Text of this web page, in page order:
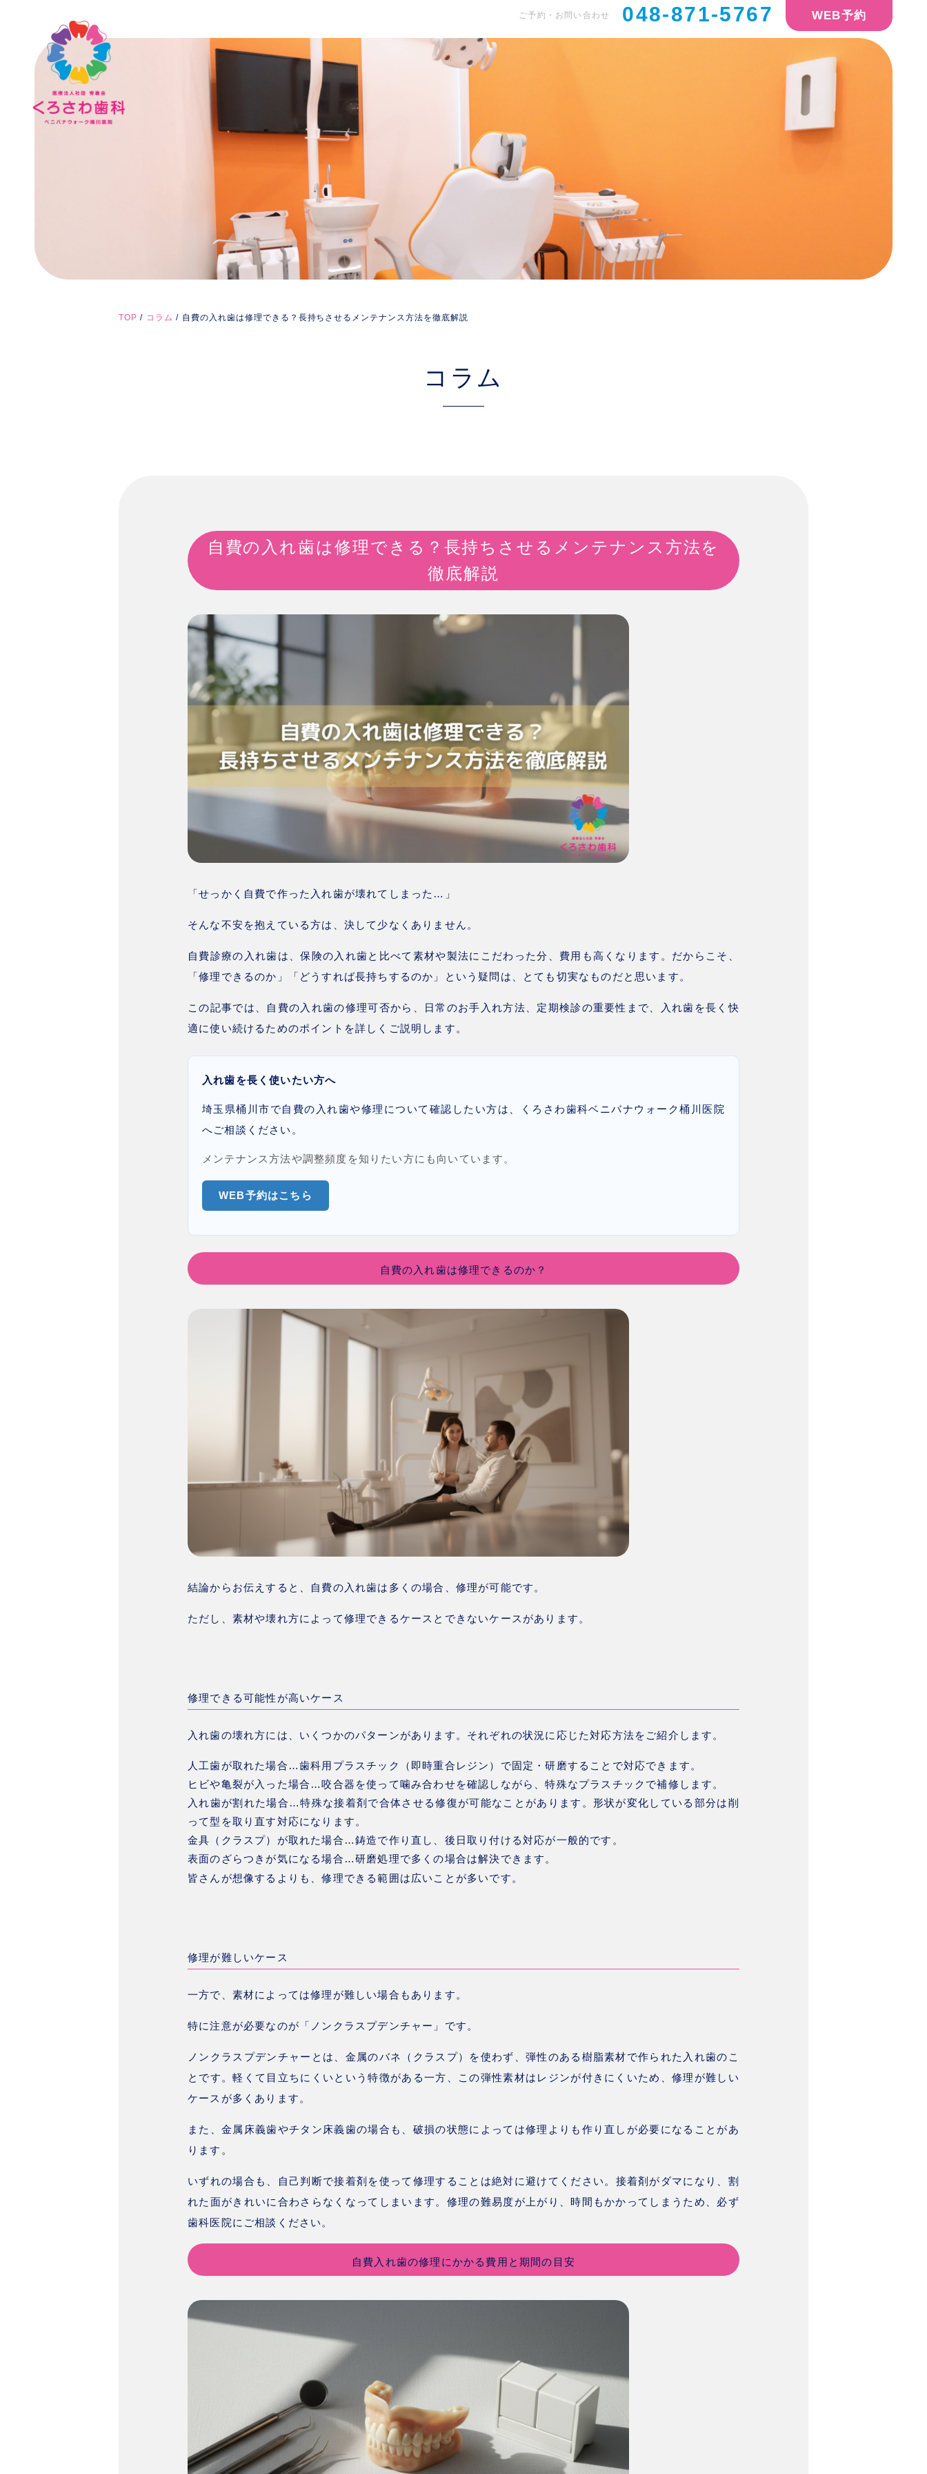
048-871-5767 WEB予約
TOP コラム 自費の入れ歯は修理できる？長持ちさせるメンテナンス方法を徹底解説
コラム
自費の入れ歯は修理できる？長持ちさせるメンテナンス方法を
徹底解説
「せっかく自費で作った入れ歯が壊れてしまった…」
そんな不安を抱えている方は、決して少なくありません。
自費診療の入れ歯は、保険の入れ歯と比べて素材や製法にこだわった分、費用も高くなります。だからこそ、
「修理できるのか」「どうすれば長持ちするのか」という疑問は、とても切実なものだと思います。
この記事では、自費の入れ歯の修理可否から、日常のお手入れ方法、定期検診の重要性まで、入れ歯を長く快
適に使い続けるためのポイントを詳しくご説明します。
入れ歯を長く使いたい方へ
埼玉県桶川市で自費の入れ歯や修理について確認したい方は、くろさわ歯科ベニバナウォーク桶川医院
へご相談ください。
メンテナンス方法や調整頻度を知りたい方にも向いています。
WEB予約はこちら
自費の入れ歯は修理できるのか？
結論からお伝えすると、 自費の入れ歯は多くの場合、修理が可能です。
ただし、素材や壊れ方によって修理できるケースとできないケースがあります。
修理できる可能性が高いケース
入れ歯の壊れ方には、いくつかのパターンがあります。それぞれの状況に応じた対応方法をご紹介します。
人工歯が取れた場合 …歯科用プラスチック（即時重合レジン）で固定・研磨することで対応できます。
ヒビや亀裂が入った場合 …咬合器を使って噛み合わせを確認しながら、特殊なプラスチックで補修します。
入れ歯が割れた場合 …特殊な接着剤で合体させる修復が可能なことがあります。形状が変化している部分は削
って型を取り直す対応になります。
金具（クラスプ）が取れた場合 …鋳造で作り直し、後日取り付ける対応が一般的です。
表面のざらつきが気になる場合 …研磨処理で多くの場合は解決できます。
皆さんが想像するよりも、修理できる範囲は広いことが多いです。
修理が難しいケース
一方で、 素材によっては修理が難しい場合もあります。
特に注意が必要なのが「ノンクラスプデンチャー」です。
ノンクラスプデンチャーとは、金属のバネ（クラスプ）を使わず、弾性のある樹脂素材で作られた入れ歯のこ
とです。軽くて目立ちにくいという特徴がある一方、この弾性素材はレジンが付きにくいため、修理が難しい
ケースが多くあります。
また、金属床義歯やチタン床義歯の場合も、破損の状態によっては修理よりも作り直しが必要になることがあ
ります。
いずれの場合も、 自己判断で接着剤を使って修理することは絶対に避けてください 。接着剤がダマになり、割
れた面がきれいに合わさらなくなってしまいます。修理の難易度が上がり、時間もかかってしまうため、必ず
歯科医院にご相談ください。
自費入れ歯の修理にかかる費用と期間の目安